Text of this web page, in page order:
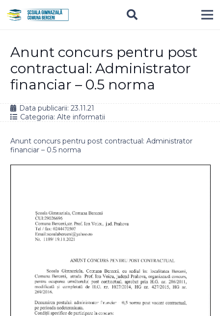
Anunt concurs pentru post
contractual: Administrator
financiar – 0.5 norma
Data publicarii: 23.11.21
Categoria: Alte informatii
Anunt concurs pentru post contractual: Administrator
financiar – 0.5 norma